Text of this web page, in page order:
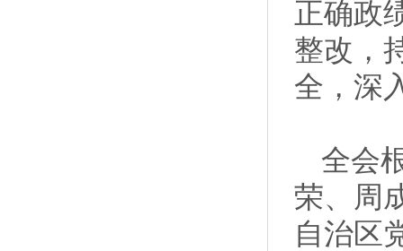
正确政
整改，
全，深
全会
荣、周
自治区